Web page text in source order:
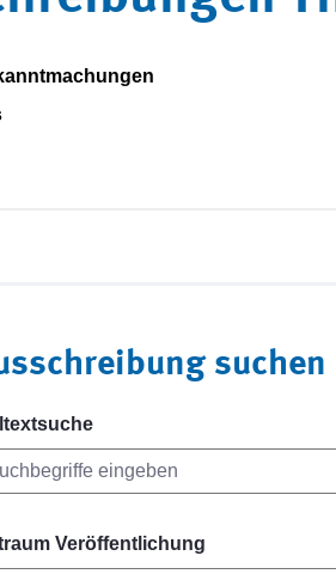
suchen
Veröffentlichung